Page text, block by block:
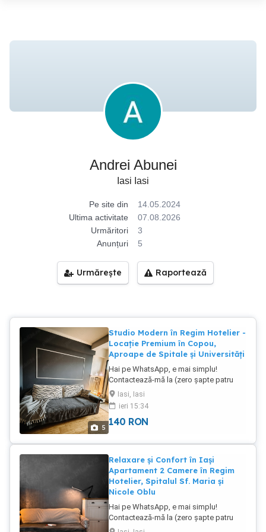
Andrei Abunei
Iasi Iasi
Pe site din
14.05.2024
Ultima activitate
07.08.2026
Urmăritori
3
Anunțuri
5
Urmărește Raportează
5
Studio Modern în Regim Hotelier -
Locație Premium în Copou,
Aproape de Spitale și Universități
Hai pe WhatsApp, e mai simplu!
Contactează-mă la (zero șapte patru
nouă cinci cinci opt șapte zero cinci)
pentru detalii. Te invităm să descoperi
confortul unui studio modern, situat în
exclusivitatea cartierului Copou, în
Acest apartament elegant este aproape
de spitalele din zonă, stadion, și
principalele universități din Iași, oferind
un acces rapid la facilități esențiale.
Studio-ul dispune de un design plăcut,
mobilat complet și utilat pentru o
ședere confortabilă. Este dotat cu lift
pentru un acces rapid și ușor. Ideal
pentru turiști, studenți sau profesioniști
Iasi, Iasi
ieri 15:34
140 RON
Relaxare și Confort în Iași
Apartament 2 Camere în Regim
Hotelier, Spitalul Sf. Maria și
Nicole Oblu
Hai pe WhatsApp, e mai simplu!
Contactează-mă la (zero șapte patru
nouă cinci cinci opt șapte zero cinci)